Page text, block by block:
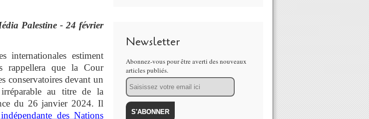
Palestine- 24 février
internationales estiment
rappellera que la Cour
conservatoires devant un
au titre de la
du 26 janvier 2024. Il
des Nations
Newsletter
Abonnez-vous pour être averti des nouveaux
articles publiés.
Email